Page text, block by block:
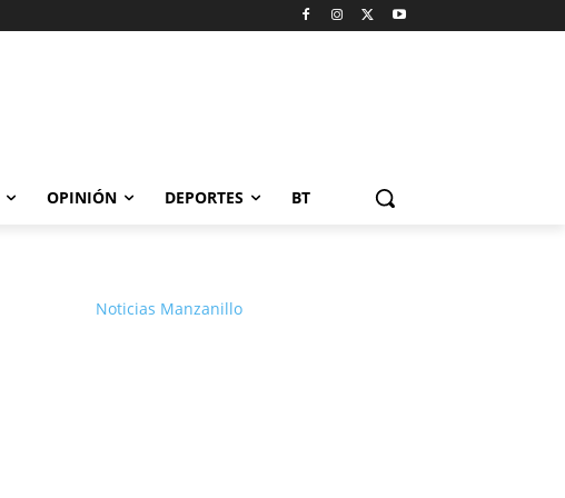
OPINIÓN DEPORTES BT
Noticias Manzanillo